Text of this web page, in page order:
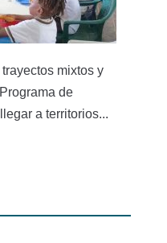
mixtos y
de
a territorios...